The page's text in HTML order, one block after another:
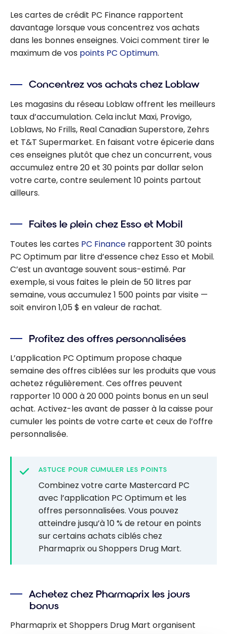
Les cartes de crédit PC Finance rapportent
davantage lorsque vous concentrez vos achats
dans les bonnes enseignes. Voici comment tirer le
maximum de vos points PC Optimum.
Concentrez vos achats chez Loblaw
Les magasins du réseau Loblaw offrent les meilleurs
taux d’accumulation. Cela inclut Maxi, Provigo,
Loblaws, No Frills, Real Canadian Superstore, Zehrs
et T&T Supermarket. En faisant votre épicerie dans
ces enseignes plutôt que chez un concurrent, vous
accumulez entre 20 et 30 points par dollar selon
votre carte, contre seulement 10 points partout
ailleurs.
Faites le plein chez Esso et Mobil
Toutes les cartes PC Finance rapportent 30 points
PC Optimum par litre d’essence chez Esso et Mobil.
C’est un avantage souvent sous-estimé. Par
exemple, si vous faites le plein de 50 litres par
semaine, vous accumulez 1 500 points par visite —
soit environ 1,05 $ en valeur de rachat.
Profitez des offres personnalisées
L’application PC Optimum propose chaque
semaine des offres ciblées sur les produits que vous
achetez régulièrement. Ces offres peuvent
rapporter 10 000 à 20 000 points bonus en un seul
achat. Activez-les avant de passer à la caisse pour
cumuler les points de votre carte et ceux de l’offre
personnalisée.
ASTUCE POUR CUMULER LES POINTS
Combinez votre carte Mastercard PC
avec l’application PC Optimum et les
offres personnalisées. Vous pouvez
atteindre jusqu’à 10 % de retour en points
sur certains achats ciblés chez
Pharmaprix ou Shoppers Drug Mart.
Achetez chez Pharmaprix les jours
bonus
Pharmaprix et Shoppers Drug Mart organisent